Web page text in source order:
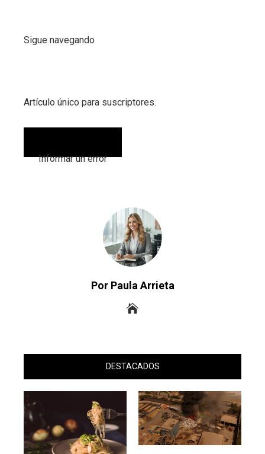
Sigue navegando
Artículo único para suscriptores.
Informar un error
Por Paula Arrieta
DESTACADOS